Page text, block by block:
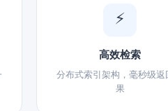
⚡
高效检索
分布式索引架构，毫秒级返
果